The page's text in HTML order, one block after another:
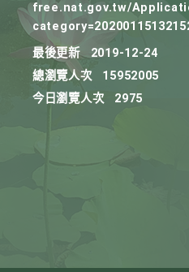
free.nat.gov.tw/
最後更新
2019-12-24
總瀏覽人次
15952005
今日瀏覽人次
2975